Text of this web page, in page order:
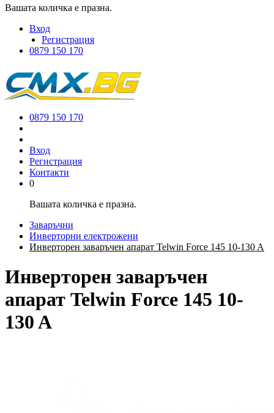
Вашата количка е празна.
Вход
Регистрация
0879 150 170
0879 150 170
Вход
Регистрация
Контакти
0
Вашата количка е празна.
Заваръчни
Инверторни електрожени
Инверторен заваръчен апарат Telwin Force 145 10-130 A
Инверторен заваръчен
апарат Telwin Force 145 10-
130 A